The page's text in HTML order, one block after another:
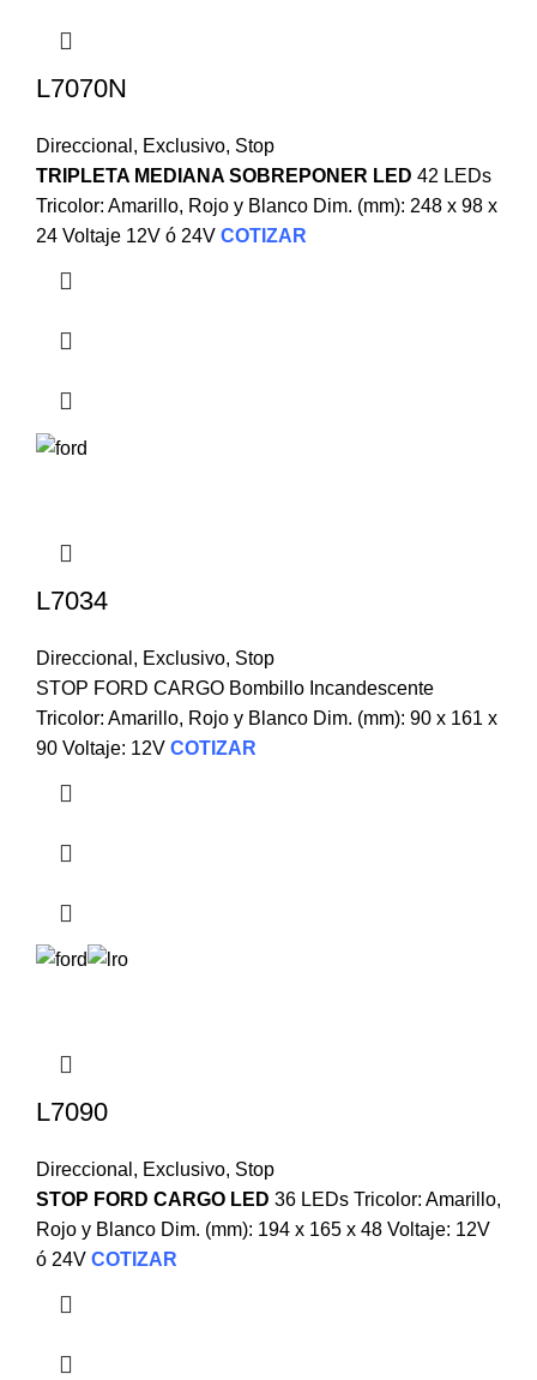
L7070N
Direccional , Exclusivo, Stop
TRIPLETA MEDIANA SOBREPONER LED 42 LEDs
Tricolor: Amarillo, Rojo y Blanco Dim. (mm): 248 x 98 x
24 Voltaje 12V ó 24V COTIZAR
L7034
Direccional , Exclusivo, Stop
STOP FORD CARGO Bombillo Incandescente
Tricolor: Amarillo, Rojo y Blanco Dim. (mm): 90 x 161 x
90 Voltaje: 12V COTIZAR
L7090
Direccional , Exclusivo, Stop
STOP FORD CARGO LED 36 LEDs Tricolor: Amarillo,
Rojo y Blanco Dim. (mm): 194 x 165 x 48 Voltaje: 12V
ó 24V COTIZAR